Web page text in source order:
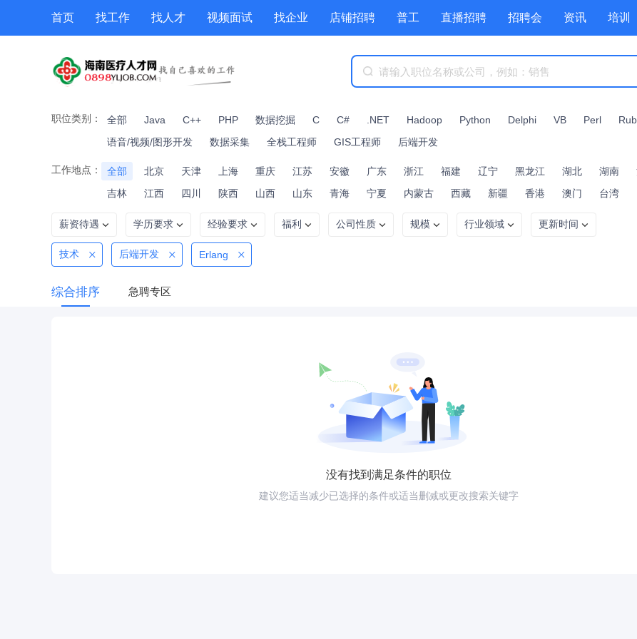
首页 找工作 找人才 视频面试 找企业 店铺招聘 普工 直播招聘 招聘会 资讯 培训
商城 附近职位 工具箱 赏金招聘
职位类别： 全部 Java C++ PHP 数据挖掘 C C# .NET Hadoop Python Delphi VB Perl
语音/视频/图形开发
数据采集 全栈工程师 GIS工程师 后端开发
工作地点： 全部 北京 天津 上海 重庆 江苏 安徽 广东 浙江 福建 辽宁 黑龙江 湖北 湖南
吉林
江西 四川 陕西 山西 山东 青海 宁夏 内蒙古 西藏 新疆 香港 澳门 台湾
薪资待遇 学历要求 经验要求 福利 公司性质 规模 行业领域 更新时间
技术 后端开发 Erlang
综合排序 急聘专区
没有找到满足条件的职位
建议您适当减少已选择的条件或适当删减或更改搜索关键字